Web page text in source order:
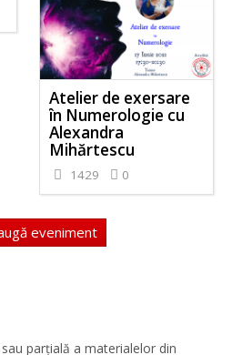
Atelier de exersare
în Numerologie cu
Alexandra
Mihărtescu
1429 0
eveniment
parţială a materialelor din